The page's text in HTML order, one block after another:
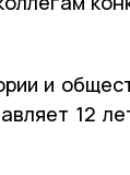
и
12